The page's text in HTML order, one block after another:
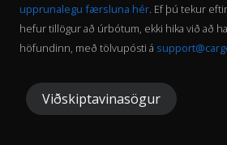
upprunalegu færsluna hér. Ef þú tekur
hefur tillögur að úrbótum, ekki hika við að
höfundinn, með tölvupósti á
Viðskiptavinasögur